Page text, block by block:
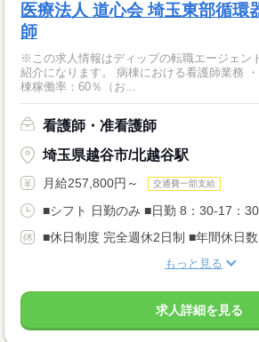
医療法人 道心会 埼玉東部循環
師
※この求人情報はディップの転職エージェン
紹介になります。 病棟における看護師業務
棟稼働率：60％（お...
看護師・准看護師
埼玉県越谷市/北越谷駅
月給257,800円～ 交通費一部支給
■シフト 日勤のみ ■日勤 8：30-17：
■休日制度 完全週休2日制 ■年間休日
もっと見る
求人詳細を見る